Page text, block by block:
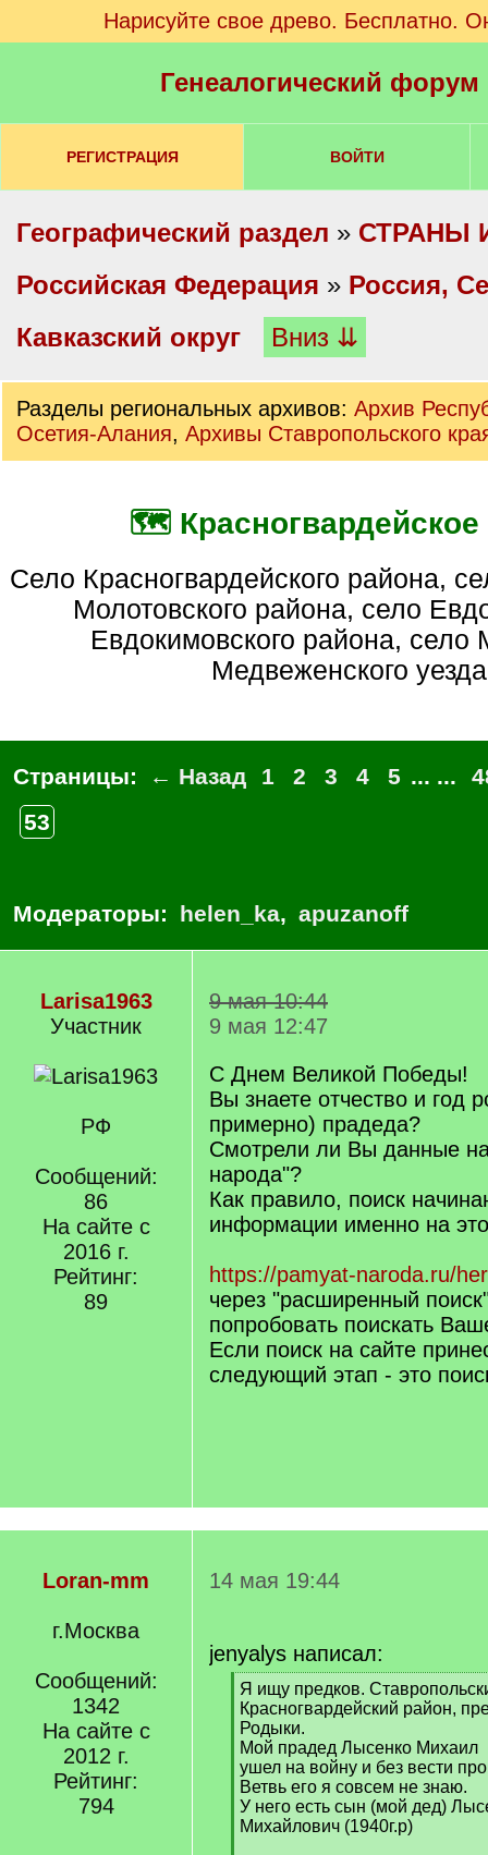
Нарисуйте свое древо. Бесплатно.
Генеалогический
РЕГИСТРАЦИЯ ВОЙТИ
Географический раздел » СТРАНЫ
Российская Федерация » Россия,
Кавказский округ
Вниз ⇊
Разделы региональных архивов: Архив
Осетия-Алания, Архивы Ставропольского
🗺️
село Красногвардейского района, село Молотовское
Молотовского района, село
Евдокимовского района, село
Медвеженского уезда
Страницы: ← Назад 1 2 3 4 5 ... ...
53
Модераторы: helen_ka, apuzanoff
Larisa1963
Участник
РФ
Сообщений:
86
На сайте с
2016 г.
Рейтинг:
89
9 мая 10:44
9 мая 12:47
С Днем Великой Победы!
Вы знаете отчество и год
примерно) прадеда?
Смотрели ли Вы данные
народа"?
Как правило, поиск
информации именно на
https://pamyat-naroda.ru/
через "расширенный
попробовать поискать
Если поиск на сайте
следующий этап - это
Loran-mm
г.Москва
Сообщений:
1342
На сайте с
2012 г.
Рейтинг:
794
14 мая 19:44
jenyalys написал:
[
q
]
Я ищу предков.
Красногвардейский район,
Родыки.
Мой прадед Лысенко Михаил
ушел на войну и без вести
Ветвь его я совсем не знаю.
У него есть сын (мой дед)
Михайлович (1940г.р)